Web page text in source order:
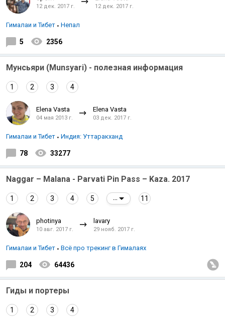
12 дек. 2017 г. 12 дек. 2017 г.
Гималаи и Тибет Непал
5 2356
Мунсьяри (Munsyari) - полезная информация
1 2 3 4
Elena Vasta
04 мая 2013 г.
Elena Vasta
03 дек. 2017 г.
Гималаи и Тибет Индия: Уттаракханд
78 33277
Naggar – Malana - Parvati Pin Pass – Kaza. 2017
1 2 3 4 5 11
photinya
10 авг. 2017 г.
lavary
29 нояб. 2017 г.
Гималаи и Тибет Всё про трекинг в Гималаях
204 64436
Гиды и портеры
1 2 3 4